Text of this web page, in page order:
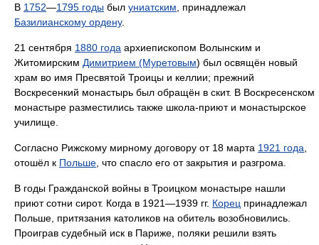
В 1752—1795 годы был униатским , принадлежал
Базилианскому ордену.
21 сентября 1880 года архиепископом Волынским и
Житомирским Димитрием (Муретовым) был освящён новый
храм во имя Пресвятой Троицы и келлии; прежний
Воскресенкий монастырь был обращён в скит. В Воскресенском
монастыре разместились также школа-приют и монастырское
училище.
Согласно Рижскому мирному договору от 18 марта 1921 года
отошёл к Польше , что спасло его от закрытия и разгрома.
В годы Гражданской войны в Троицком монастыре нашли
приют сотни сирот. Когда в 1921—1939 гг. Корец принадлежал
Польше, притязания католиков на обитель возобновились.
Проиграв судебный иск в Париже, поляки решили взять